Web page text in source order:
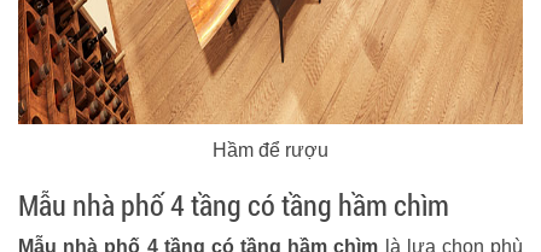
Hầm để rượu
Mẫu nhà phố 4 tầng có tầng hầm chìm
Mẫu nhà phố 4 tầng có tầng hầm chìm là lựa chọn phù